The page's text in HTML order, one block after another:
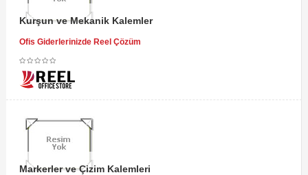
Kurşun ve Mekanik Kalemler
Ofis Giderlerinizde Reel Çözüm
Markerler ve Çizim Kalemleri